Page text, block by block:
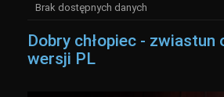
Brak dostępnych danych
Dobry chłopiec - zwiastun
wersji PL